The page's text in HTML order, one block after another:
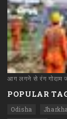
आग लगने से रंग गोदाम
POPULAR
Odisha